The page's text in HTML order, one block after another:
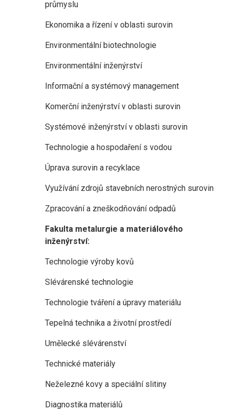
průmyslu
Ekonomika a řízení v oblasti surovin
Environmentální biotechnologie
Environmentální inženýrství
Informační a systémový management
Komerční inženýrství v oblasti surovin
Systémové inženýrství v oblasti surovin
Technologie a hospodaření s vodou
Úprava surovin a recyklace
Využívání zdrojů stavebních nerostných surovin
Zpracování a zneškodňování odpadů
Fakulta metalurgie a materiálového
inženýrství:
Technologie výroby kovů
Slévárenské technologie
Technologie tváření a úpravy materiálu
Tepelná technika a životní prostředí
Umělecké slévárenství
Technické materiály
Neželezné kovy a speciální slitiny
Diagnostika materiálů